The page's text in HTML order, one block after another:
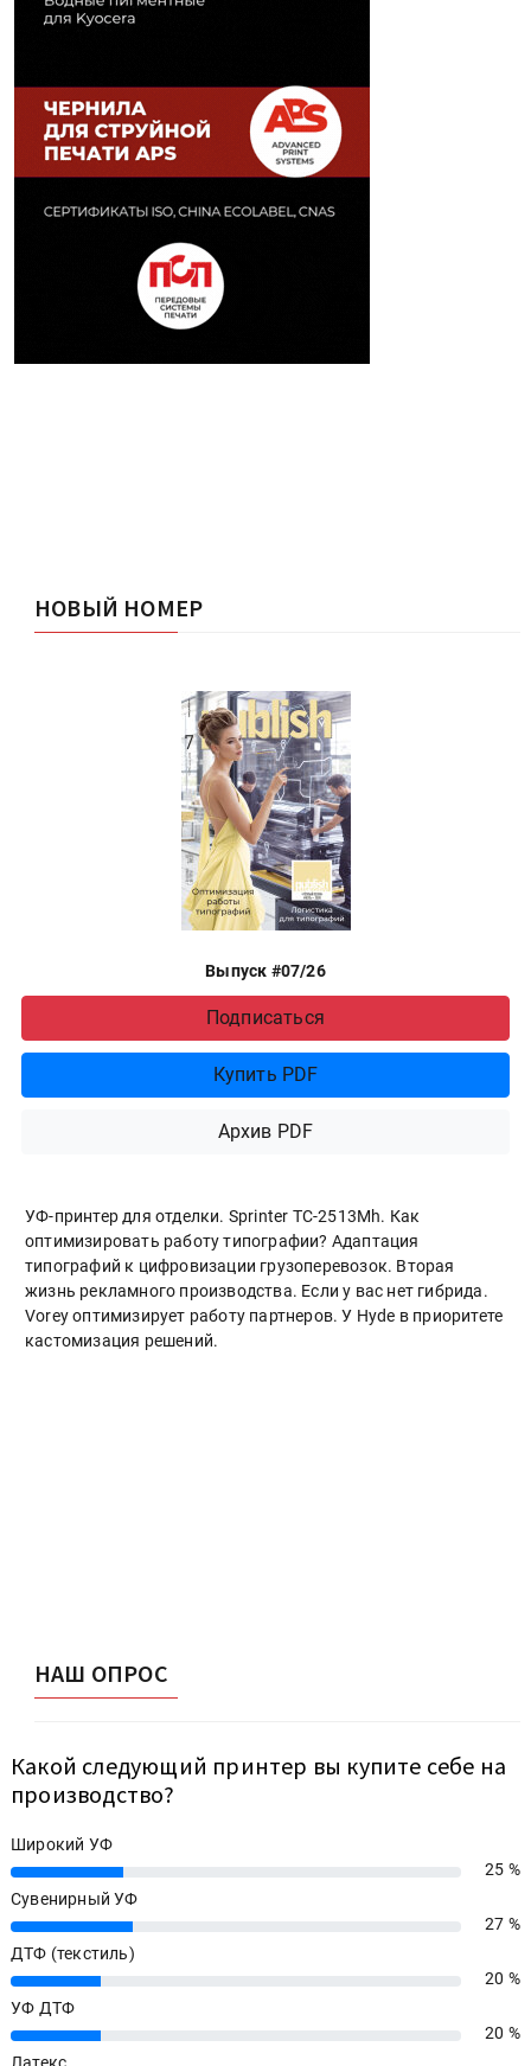
НОВЫЙ НОМЕР
Выпуск #07/26
Подписаться
Купить PDF
Архив PDF
УФ-принтер для отделки. Sprinter ТС-2513Mh. Как
оптимизировать работу типографии? Адаптация
типографий к цифровизации грузоперевозок. Вторая
жизнь рекламного производства. Если у вас нет гибрида.
Vorey оптимизирует работу партнеров. У Hyde в приоритете
кастомизация решений.
НАШ ОПРОС
Какой следующий принтер вы купите себе на
производство?
Широкий УФ
25%
25 %
Сувенирный УФ
27%
27 %
ДТФ (текстиль)
20%
20 %
УФ ДТФ
20%
20 %
Латекс